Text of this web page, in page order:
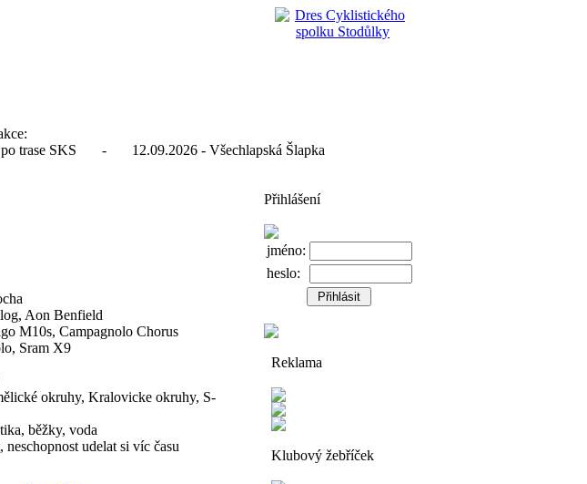
trase SKS - 12.09.2026 - Všechlapská Šlapka
Aon Benfield
M10s, Campagnolo Chorus
Sram X9
okruhy, Kralovicke okruhy, S-
běžky, voda
neschopnost udelat si víc času
Přihlášení
jméno:
heslo:
Reklama
Klubový žebříček